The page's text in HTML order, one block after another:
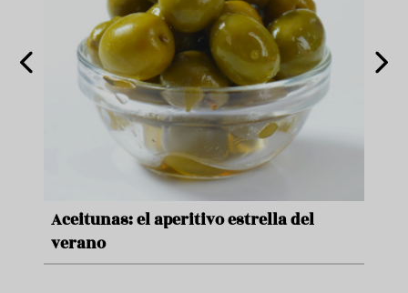
Aceitunas: el aperitivo estrella del
verano